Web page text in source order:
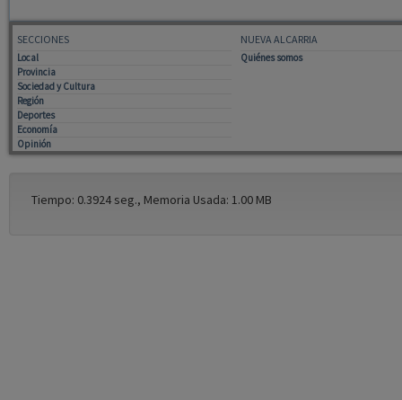
SECCIONES
Local
Provincia
Sociedad y Cultura
Región
Deportes
Economía
Opinión
NUEVA ALCARRIA
Quiénes somos
Tiempo: 0.3924 seg., Memoria Usada: 1.00 MB